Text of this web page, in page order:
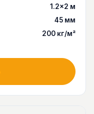
1.2×2 м
45 мм
200 кг/м²